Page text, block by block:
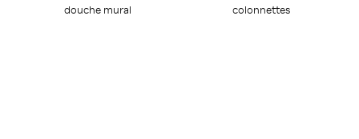
douche mural
colonnettes